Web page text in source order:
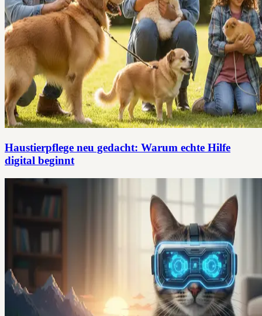
Haustierpflege neu gedacht: Warum echte Hilfe
digital beginnt